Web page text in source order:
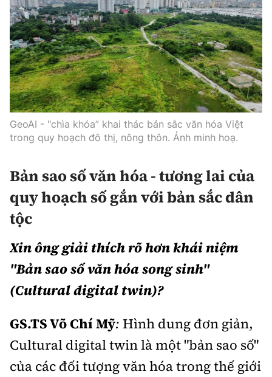
GeoAI - "chìa khóa” khai thác bản sắc văn hóa Việt
trong quy hoạch đô thị, nông thôn. Ảnh minh hoạ.
Bản sao số văn hóa - tương lai của
quy hoạch số gắn với bản sắc dân
tộc
Xin ông giải thích rõ hơn khái niệm
"Bản sao số văn hóa song sinh"
(Cultural digital twin)?
GS.TS Võ Chí Mỹ: Hình dung đơn giản,
Cultural digital twin là một "bản sao số"
của các đối tượng văn hóa trong thế giới